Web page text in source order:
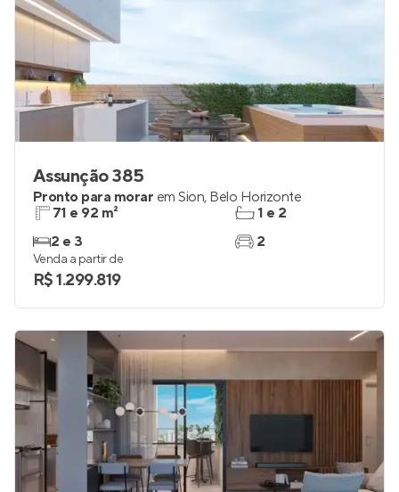
Assunção 385
Pronto para morar em Sion, Belo Horizonte
71 e 92 m²
2 e 3
1 e 2
2
Venda a partir de
R$ 1.299.819